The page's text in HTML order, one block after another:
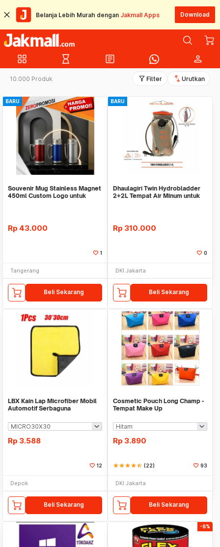
Belanja Lebih Murah dengan Jakmall Apps Download
grid_view hourglass_empty article person
10.000 Produk filter_alt Filter swap_vert Urutkan
BARU
Souvenir Mug Stainless Magnet
450ml Custom Logo untuk
Rp 43.000
1
Tangerang
Beli Sekarang
BARU
Dhaulagiri Twin Hydrobladder
2+2L Tempat Air Minum untuk
Rp 310.000
0
DKI Jakarta
Beli Sekarang
LBX Kain Lap Microfiber Mobil
Automotif Serbaguna
Rp 3.588
12
Depok
Beli Sekarang
Cosmetic Pouch Long Champ -
Tempat Make Up
Rp 3.890
starstarstarstarstar_half (22) 93
DKI Jakarta
Beli Sekarang
-6%